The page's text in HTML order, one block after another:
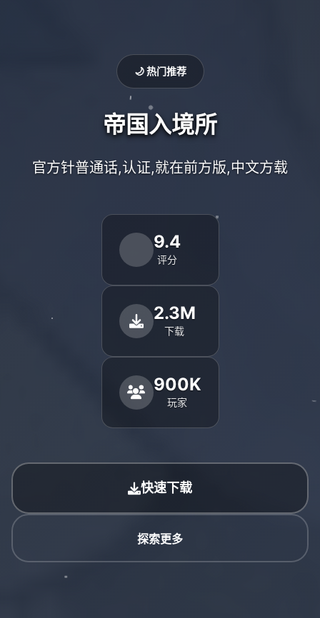
🌙 热门推荐
帝国入境所
官方针普通话,认证,就在前方版,中文方载
9.4
评分
2.3M
下载
900K
玩家
快速下载
探索更多